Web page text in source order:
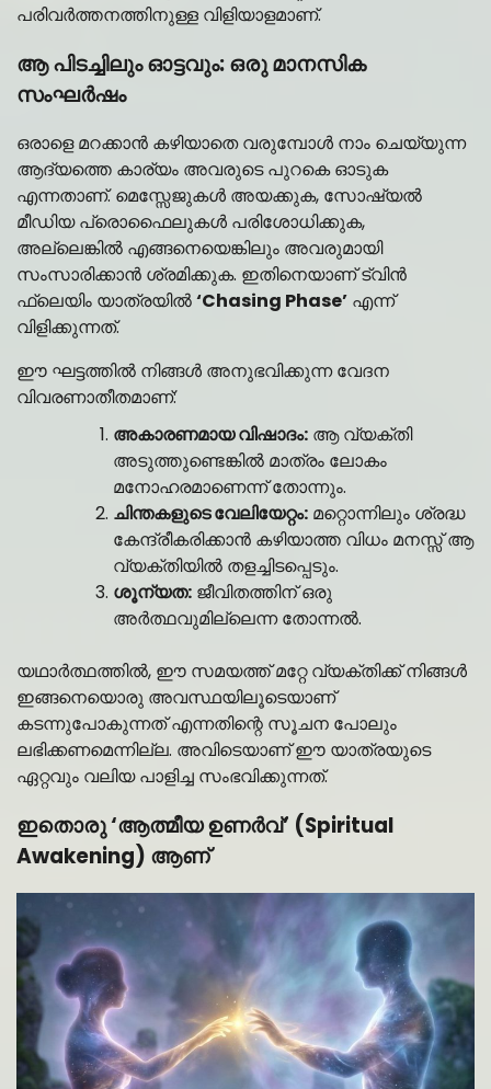
പരിവർത്തനത്തിനുള്ള വിളിയാളമാണ്.
ആ പിടച്ചിലും ഓട്ടവും: ഒരു മാനസിക
സംഘർഷം
ഒരാളെ മറക്കാൻ കഴിയാതെ വരുമ്പോൾ നാം ചെയ്യുന്ന
ആദ്യത്തെ കാര്യം അവരുടെ പുറകെ ഓടുക
എന്നതാണ്. മെസ്സേജുകൾ അയക്കുക, സോഷ്യൽ
മീഡിയ പ്രൊഫൈലുകൾ പരിശോധിക്കുക,
അല്ലെങ്കിൽ എങ്ങനെയെങ്കിലും അവരുമായി
സംസാരിക്കാൻ ശ്രമിക്കുക. ഇതിനെയാണ് ട്വിൻ
ഫ്ലെയിം യാത്രയിൽ‘Chasing Phase’ എന്ന്
വിളിക്കുന്നത്.
ഈ ഘട്ടത്തിൽ നിങ്ങൾ അനുഭവിക്കുന്ന വേദന
വിവരണാതീതമാണ്:
അകാരണമായ വിഷാദം: ആ വ്യക്തി
അടുത്തുണ്ടെങ്കിൽ മാത്രം ലോകം
മനോഹരമാണെന്ന് തോന്നും.
ചിന്തകളുടെ വേലിയേറ്റം: മറ്റൊന്നിലും ശ്രദ്ധ
കേന്ദ്രീകരിക്കാൻ കഴിയാത്ത വിധം മനസ്സ് ആ
വ്യക്തിയിൽ തളച്ചിടപ്പെടും.
ശൂന്യത: ജീവിതത്തിന് ഒരു
അർത്ഥവുമില്ലെന്ന തോന്നൽ.
യഥാർത്ഥത്തിൽ, ഈ സമയത്ത് മറ്റേ വ്യക്തിക്ക് നിങ്ങൾ
ഇങ്ങനെയൊരു അവസ്ഥയിലൂടെയാണ്
കടന്നുപോകുന്നത് എന്നതിന്റെ സൂചന പോലും
ലഭിക്കണമെന്നില്ല. അവിടെയാണ് ഈ യാത്രയുടെ
ഏറ്റവും വലിയ പാളിച്ച സംഭവിക്കുന്നത്.
ഇതൊരു ‘ആത്മീയ ഉണർവ്’ (Spiritual
Awakening) ആണ്